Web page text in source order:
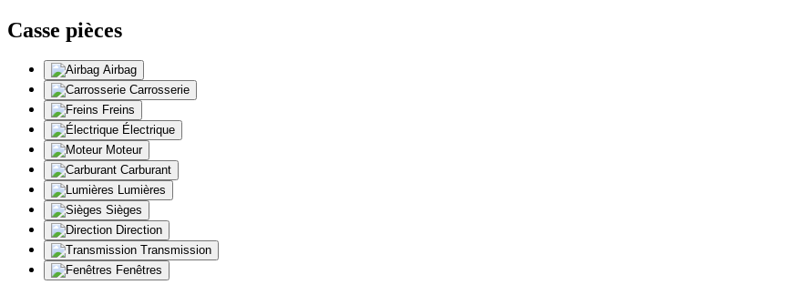
Casse pièces
Airbag
Carrosserie
Freins
Électrique
Moteur
Carburant
Lumières
Sièges
Direction
Transmission
Fenêtres